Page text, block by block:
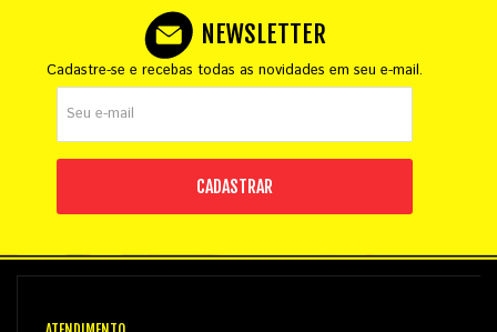
NEWSLETTER
Cadastre-se e recebas todas as novidades em seu e-mail.
CADASTRAR